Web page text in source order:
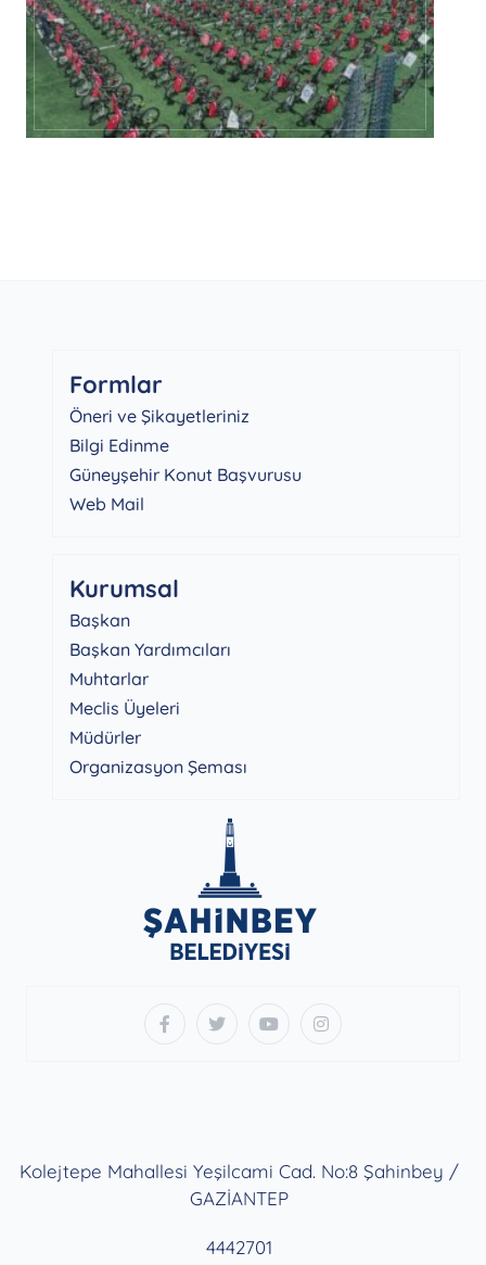
Formlar
Öneri ve Şikayetleriniz
Bilgi Edinme
Güneyşehir Konut Başvurusu
Web Mail
Kurumsal
Başkan
Başkan Yardımcıları
Muhtarlar
Meclis Üyeleri
Müdürler
Organizasyon Şeması
Kolejtepe Mahallesi Yeşilcami Cad. No:8 Şahinbey /
GAZİANTEP
4442701